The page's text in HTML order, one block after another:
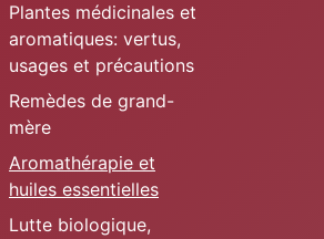
Plantes médicinales et
aromatiques: vertus,
usages et précautions
Remèdes de grand-
mère
Aromathérapie et
huiles essentielles
Lutte biologique,